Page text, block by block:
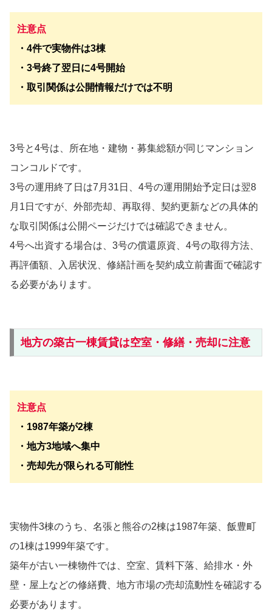
注意点
・4件で実物件は3棟
・3号終了翌日に4号開始
・取引関係は公開情報だけでは不明
3号と4号は、所在地・建物・募集総額が同じマンション
コンコルドです。
3号の運用終了日は7月31日、4号の運用開始予定日は翌8
月1日ですが、外部売却、再取得、契約更新などの具体的
な取引関係は公開ページだけでは確認できません。
4号へ出資する場合は、3号の償還原資、4号の取得方法、
再評価額、入居状況、修繕計画を契約成立前書面で確認す
る必要があります。
地方の築古一棟賃貸は空室・修繕・売却に注意
注意点
・1987年築が2棟
・地方3地域へ集中
・売却先が限られる可能性
実物件3棟のうち、名張と熊谷の2棟は1987年築、飯豊町
の1棟は1999年築です。
築年が古い一棟物件では、空室、賃料下落、給排水・外
壁・屋上などの修繕費、地方市場の売却流動性を確認する
必要があります。